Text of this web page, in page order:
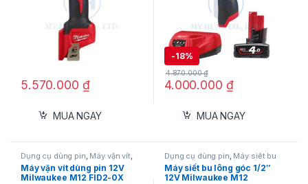
sự lựa chọn tối ưu cho những ai đã có sẵn hệ
sinh thái pin Makita 18V, giúp mở rộng khả
năng làm việc mà không cần đầu tư thêm
5.570.000 ₫
MUA NGAY
-18%
4.000.000 ₫
4.870.000₫
MUA NGAY
Dụng cụ dùng pin Máy vặn vít,
Máy vặn vít dùng pin 12V,
Milwaukee
Máy vặn vít dùng pin 12V
Milwaukee M12 FID2-0X
Dụng cụ dùng pin Máy siết bu
lông, Máy siết bu lông dùng pin
12V,Milwaukee
Máy siết bu lông góc 1/2″
12V Milwaukee M12